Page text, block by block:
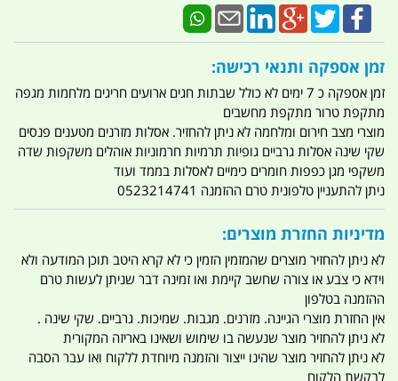
זמן אספקה ותנאי רכישה:
זמן אספקה כ 7 ימים לא כולל שבתות חגים ארועים חריגים מלחמות מגפה
מתקפת טרור מתקפת מחשבים
מוצרי מצב חירום ומלחמה לא ניתן להחזיר. אסלות מזרנים מטענים פנסים
שקי שינה אסלות גרביים גופיות תרמיות חרמוניות אוהלים משקפות שדה
משקפי מגן כפפות חומרים כימיים לאסלות בממד ועוד
ניתן להתעניין טלפונית טרם ההזמנה 0523214741
מדיניות החזרת מוצרים:
לא ניתן להחזיר מוצרים שהמזמין הזמין כי לא קרא היטב תוכן המודעה ולא
וידא כי צבע או צורה שחשב קיימת ואו זמינה דבר שניתן לעשות טרם
ההזמנה בטלפון
אין החזרת מוצרי הגיינה. מזרנים. מגבות. שמיכות. גרביים. שקי שינה .
לא ניתן להחזיר מוצר שנעשה בו שימוש ושאינו באריזה המקורית
לא ניתן להחזיר מוצר שהינו ייצור והזמנה מיוחדת ללקוח ואו עבר הסבה
לבקשת הלקוח